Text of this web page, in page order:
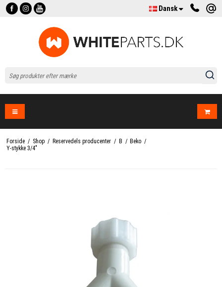
Dansk
Forside / Shop / Reservedels producenter / B / Beko /
Y-stykke 3/4"